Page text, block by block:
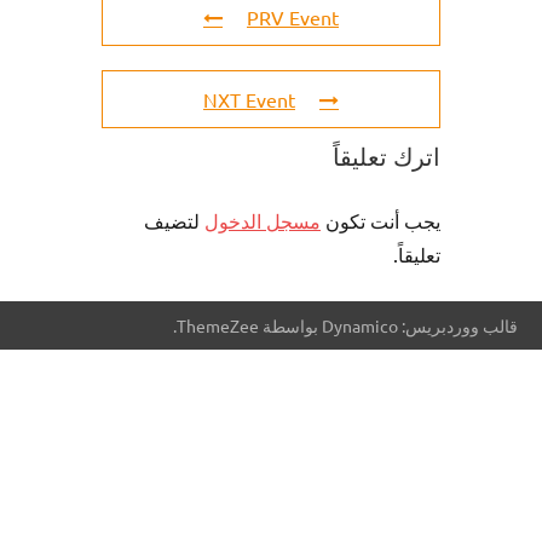
PRV Event
NXT Event
اترك تعليقاً
يجب أنت تكون مسجل الدخول لتضيف
تعليقاً.
قالب ووردبريس: Dynamico بواسطة ThemeZee.